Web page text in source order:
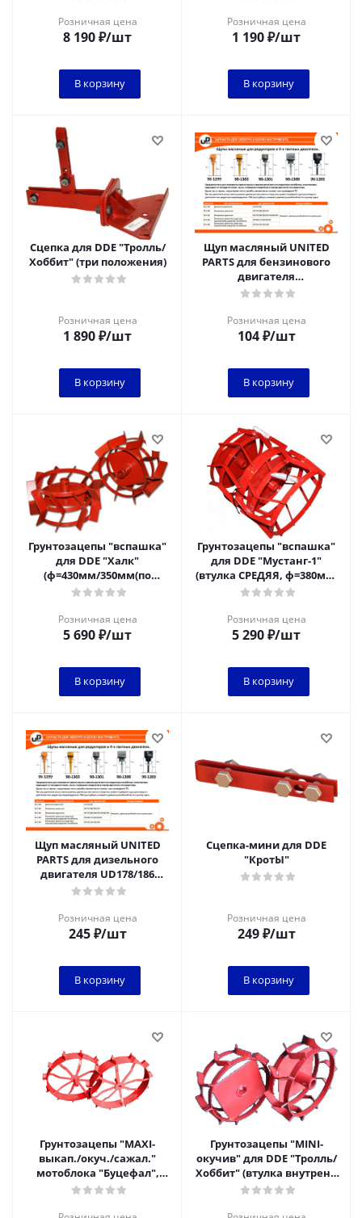
Розничная цена
8 190₽/шт
В корзину
Розничная цена
1 190₽/шт
В корзину
Сцепка для DDE "Тролль/
Хоббит" (три положения)
Розничная цена
1 890₽/шт
В корзину
Щуп масляный UNITED
PARTS для бензинового
двигателя
UP152/154/156/168 Ø17мм,
Розничная цена
104₽/шт
В корзину
Грунтозацепы "вспашка"
для DDE "Халк"
(ф=430мм/350мм(по
обручу),шир.=180мм, НО
Розничная цена
5 690₽/шт
В корзину
Грунтозацепы "вспашка"
для DDE "Мустанг-1"
(втулка СРЕДЯЯ, ф=380мм,
три обруча, шир.=180мм)
Розничная цена
5 290₽/шт
В корзину
Щуп масляный UNITED
PARTS для дизельного
двигателя UD178/186
Ø21мм, длина 69мм, шт
Розничная цена
245₽/шт
В корзину
Сцепка-мини для DDE
"КротЫ"
Розничная цена
249₽/шт
В корзину
Грунтозацепы "MAXI-
выкап./окуч./сажал."
мотоблока "Буцефал",
"Кентавр"
Грунтозацепы "MINI-
окучив" для DDE "Тролль/
Хоббит" (втулка внутрен.,
ф=280мм, шир.=90мм)